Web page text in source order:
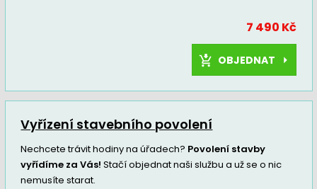
7 490 Kč
OBJEDNAT
Vyřízení stavebního povolení
Nechcete trávit hodiny na úřadech? Povolení stavby
vyřídíme za Vás! Stačí objednat naši službu a už se o nic
nemusíte starat.